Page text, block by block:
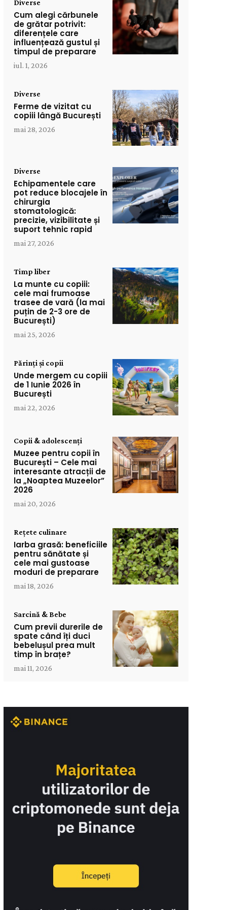
Diverse
Cum alegi cărbunele
de grătar potrivit:
diferențele care
influențează gustul și
timpul de preparare
iul. 1, 2026
Diverse
Ferme de vizitat cu
copiii lângă București
mai 28, 2026
Diverse
Echipamentele care
pot reduce blocajele în
chirurgia
stomatologică:
precizie, vizibilitate și
suport tehnic rapid
mai 27, 2026
Timp liber
La munte cu copiii:
cele mai frumoase
trasee de vară (la mai
puțin de 2-3 ore de
București)
mai 25, 2026
Părinți și copii
Unde mergem cu copiii
de 1 Iunie 2026 în
București
mai 22, 2026
Copii & adolescenți
Muzee pentru copii în
București – Cele mai
interesante atracții de
la „Noaptea Muzeelor”
2026
mai 20, 2026
Rețete culinare
Iarba grasă: beneficiile
pentru sănătate și
cele mai gustoase
moduri de preparare
mai 18, 2026
Sarcină & Bebe
Cum previi durerile de
spate când îți duci
bebelușul prea mult
timp în brațe?
mai 11, 2026